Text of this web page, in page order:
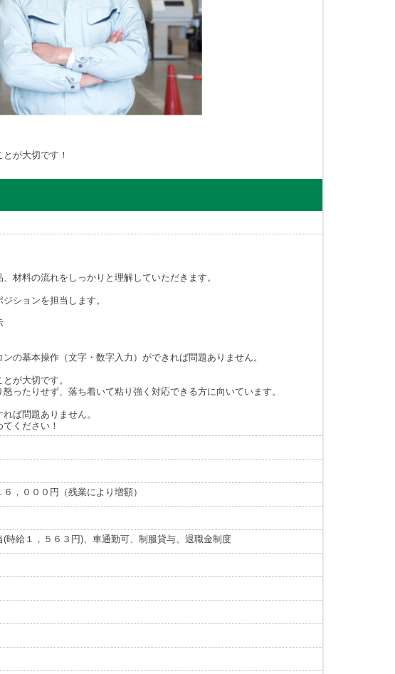
が大切です！
材料の流れをしっかりと理解していただきます。
ションを担当します。
の基本操作（文字・数字入力）ができれば問題ありません。
が大切です。
ったりせず、落ち着いて粘り強く対応できる方に向いています。
ば問題ありません。
ください！
，０００円（残業により増額）
給１，５６３円)、車通勤可、制服貸与、退職金制度